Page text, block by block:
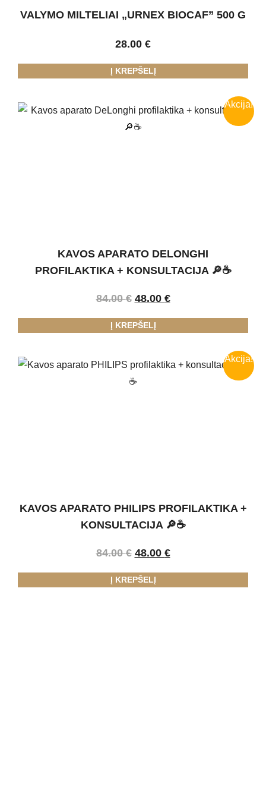
VALYMO MILTELIAI „URNEX BIOCAF” 500 G
28.00 €
Į KREPŠELĮ
Akcija!
KAVOS APARATO DELONGHI
PROFILAKTIKA + KONSULTACIJA 🔎☕
84.00€ 48.00 €
Į KREPŠELĮ
Akcija!
KAVOS APARATO PHILIPS PROFILAKTIKA +
KONSULTACIJA 🔎☕
84.00€ 48.00 €
Į KREPŠELĮ